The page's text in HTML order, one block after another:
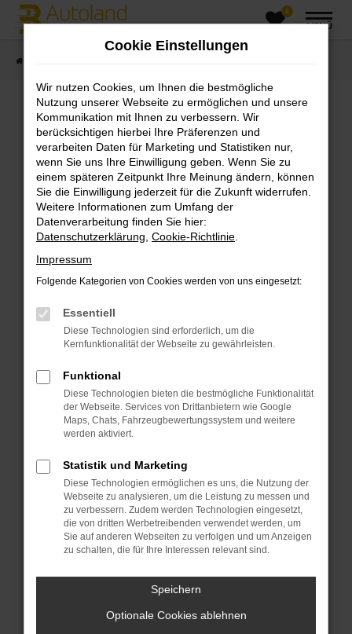
Zum
Hauptinhalt
0
MENÜ
Fehler: Network Error
Beim Laden ist ein Fehler aufgetreten.
Hier sind ein paar Tipps, die dir helfen können:
Überprüfe deine Firewall und deine
Internetverbindung.
Laden andere Webseiten, zum Beispiel deine
Suchmaschine?
Prüfe deine Browsererweiterungen.
können das Laden bestimmter Seiten
verhindern. Funktioniert die Seite in einem
Fenster?
Starte dein Gerät neu.
Das kann manchmal helfen, vorübergehende
Probleme zu beheben.
Betriebssystem auf dem neuesten Stand
sind.
Veraltete Software birgt nicht nur ein
Sicherheitsrisiko, sondern kann auch dazu
führen, dass bestimmte Funktionen nicht mehr
unterstützt werden.
Wende dich an den Webseitenbetreiber.
Wenn du alle oben genannten Schritte versucht
hast, kontaktiere uns bitte. Wir werden
Cookie Einstellungen
Wir nutzen Cookies, um Ihnen die bestmögliche
Nutzung unserer Webseite zu ermöglichen und unsere
Kommunikation mit Ihnen zu verbessern. Wir
berücksichtigen hierbei Ihre Präferenzen und
verarbeiten Daten für Marketing und Statistiken nur,
wenn Sie uns Ihre Einwilligung geben. Wenn Sie zu
einem späteren Zeitpunkt Ihre Meinung ändern, können
Sie die Einwilligung jederzeit für die Zukunft widerrufen.
Weitere Informationen zum Umfang der
Datenverarbeitung finden Sie hier:
Datenschutzerklärung Cookie-Richtlinie
Impressum
Folgende Kategorien von Cookies werden von uns eingesetzt:
Essentiell
Diese Technologien sind erforderlich, um die
Kernfunktionalität der Webseite zu gewährleisten.
Funktional
Diese Technologien bieten die bestmögliche Funktionalität
der Webseite. Services von Drittanbietern wie Google
Maps, Chats, Fahrzeugbewertungssystem und weitere
werden aktiviert.
Statistik und Marketing
Diese Technologien ermöglichen es uns, die Nutzung der
Webseite zu analysieren, um die Leistung zu messen und
zu verbessern. Zudem werden Technologien eingesetzt,
die von dritten Werbetreibenden verwendet werden, um
Sie auf anderen Webseiten zu verfolgen und um Anzeigen
zu schalten, die für Ihre Interessen relevant sind.
Speichern
Optionale Cookies ablehnen